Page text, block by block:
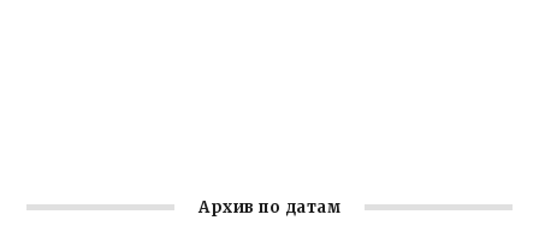
Архив по датам